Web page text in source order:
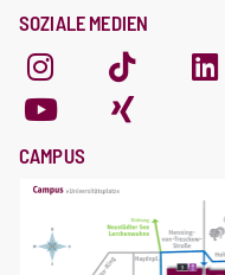
SOZIALE MEDIEN
CAMPUS